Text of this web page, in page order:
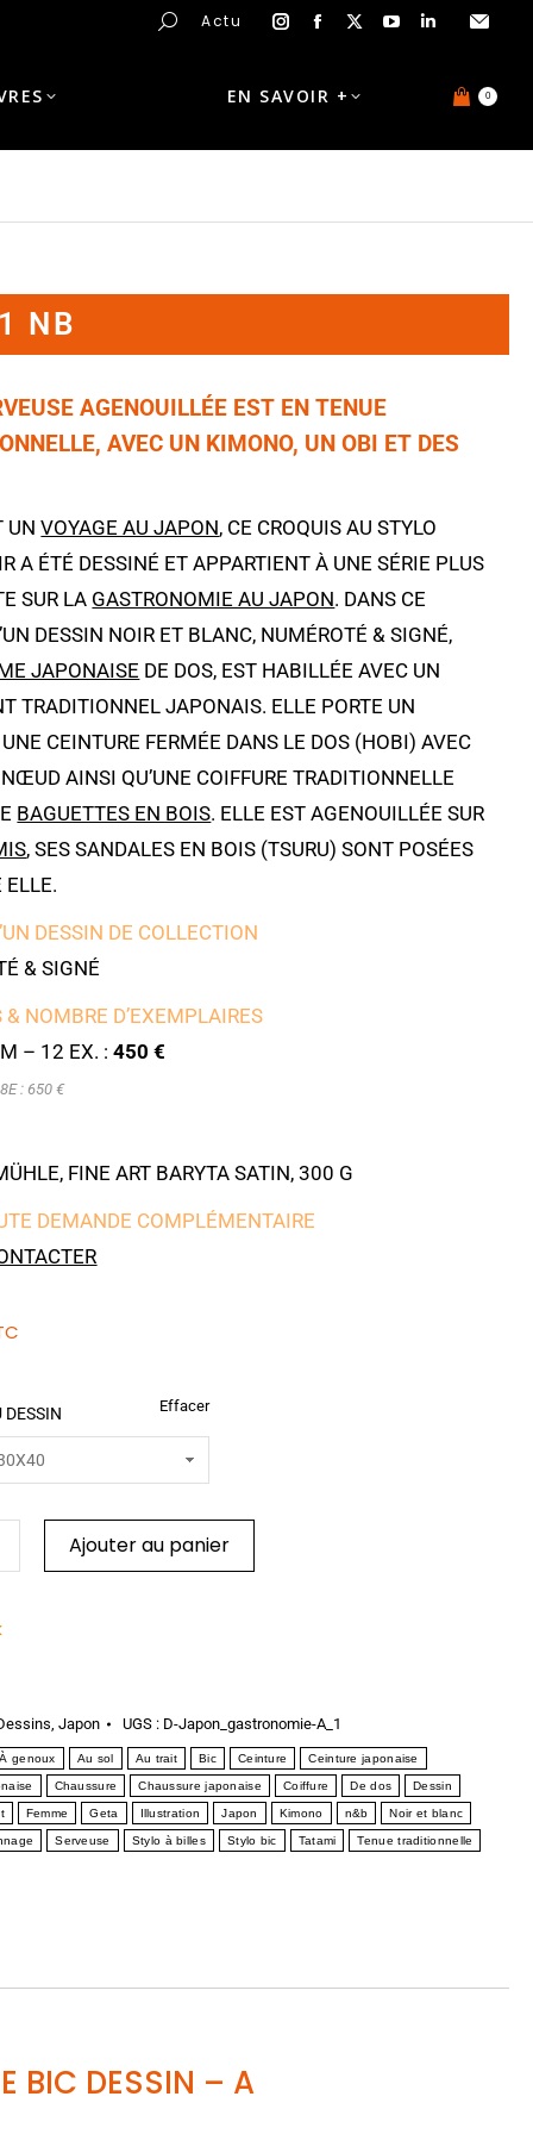
Actu
EN SAVOIR + 0
NB
AGENOUILLÉE EST EN TENUE
AVEC UN KIMONO, UN OBI ET DES
UNVOYAGE AU JAPON, CE CROQUIS AU STYLO
A ÉTÉ DESSINÉ ET APPARTIENT À UNE SÉRIE PLUS
SUR LA GASTRONOMIE AU JAPON. DANS CE
DESSIN NOIR ET BLANC, NUMÉROTÉ & SIGNÉ,
JAPONAISE DE DOS, EST HABILLÉE AVEC UN
TRADITIONNEL JAPONAIS. ELLE PORTE UN
UNE CEINTURE FERMÉE DANS LE DOS (HOBI) AVEC
AINSI QU’UNE COIFFURE TRADITIONNELLE
BAGUETTES EN BOIS. ELLE EST AGENOUILLÉE SUR
, SES SANDALES EN BOIS (TSURU) SONT POSÉES
ELLE.
DESSIN DE COLLECTION
& SIGNÉ
& NOMBRE D’EXEMPLAIRES
– 12 EX. :450 €
: 650 €
FINE ART BARYTA SATIN, 300 G
DEMANDE COMPLÉMENTAIRE
DESSIN Effacer
Ajouter au panier
,Japon UGS : D-Japon_gastronomie-A_1
À genoux Au sol Au trait Bic Ceinture Ceinture japonaise
Chaussure Chaussure japonaise Coiffure De dos Dessin
Femme Geta Illustration Japon Kimono n&b Noir et blanc
Serveuse Stylo à billes Stylo bic Tatami Tenue traditionnelle
BIC DESSIN – A